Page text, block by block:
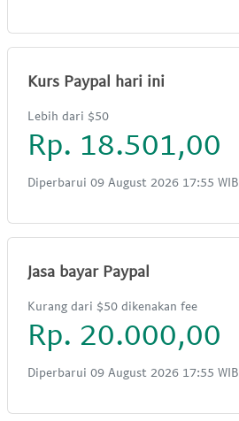
Kurs Paypal hari ini
Lebih dari $50
Rp. 18.501,00
Diperbarui 09 August 2026 17:55 WIB
Jasa bayar Paypal
Kurang dari $50 dikenakan fee
Rp. 20.000,00
Diperbarui 09 August 2026 17:55 WIB